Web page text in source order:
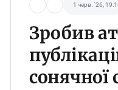
1 черв. '26,
Зробив
сонячної